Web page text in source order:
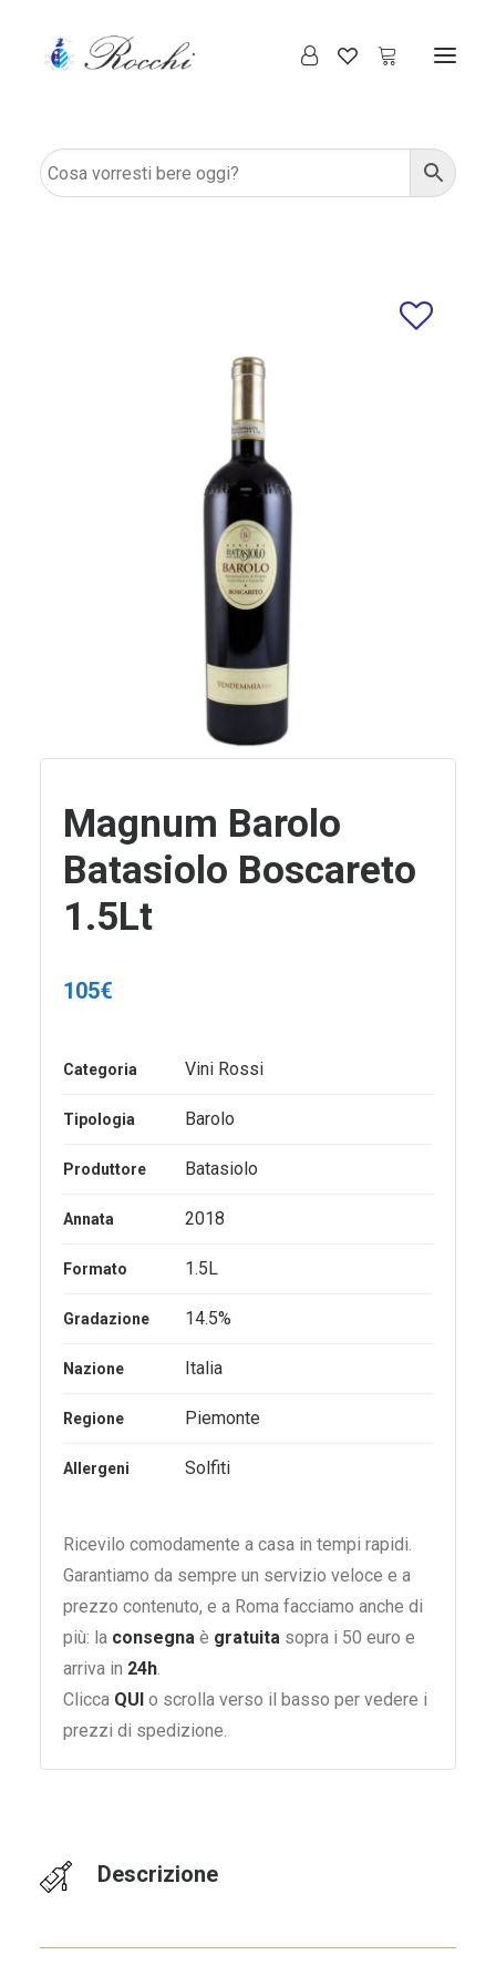
Magnum Barolo
Batasiolo Boscareto
1.5Lt
105€
Categoria Vini Rossi
Tipologia Barolo
Produttore Batasiolo
Annata 2018
Formato 1.5L
Gradazione 14.5%
Nazione Italia
Regione Piemonte
Allergeni Solfiti
Ricevilo comodamente a casa in tempi rapidi.
Garantiamo da sempre un servizio veloce e a
prezzo contenuto, e a Roma facciamo anche di
più: la consegna è gratuita sopra i 50 euro e
arriva in 24h.
Clicca QUI o scrolla verso il basso per vedere i
prezzi di spedizione.
Descrizione